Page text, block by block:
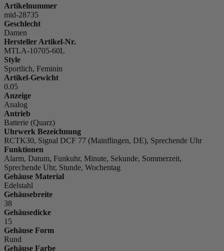
Artikelnummer
mid-28735
Geschlecht
Damen
Hersteller Artikel-Nr.
MTLA-10705-60L
Style
Sportlich, Feminin
Artikel-Gewicht
0.05
Anzeige
Analog
Antrieb
Batterie (Quarz)
Uhrwerk Bezeichnung
RCTK30, Signal DCF 77 (Mainflingen, DE), Sprechende Uhr
Funktionen
Alarm, Datum, Funkuhr, Minute, Sekunde, Sommerzeit,
Sprechende Uhr, Stunde, Wochentag
Gehäuse Material
Edelstahl
Gehäusebreite
38
Gehäusedicke
15
Gehäuse Form
Rund
Gehäuse Farbe